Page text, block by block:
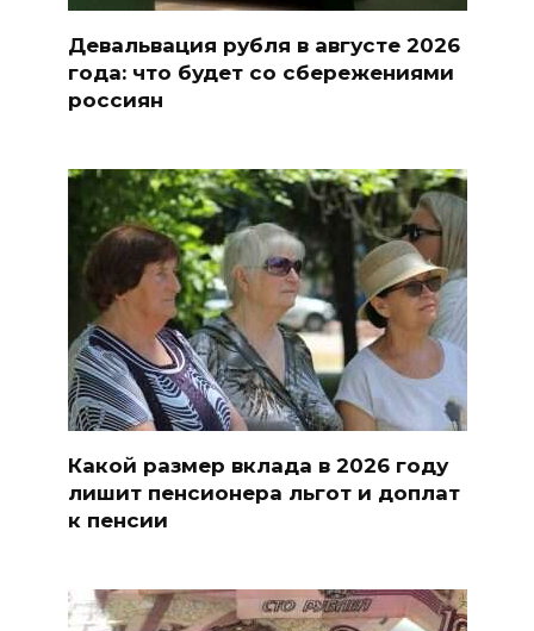
Девальвация рубля в августе 2026
года: что будет со сбережениями
россиян
Какой размер вклада в 2026 году
лишит пенсионера льгот и доплат
к пенсии